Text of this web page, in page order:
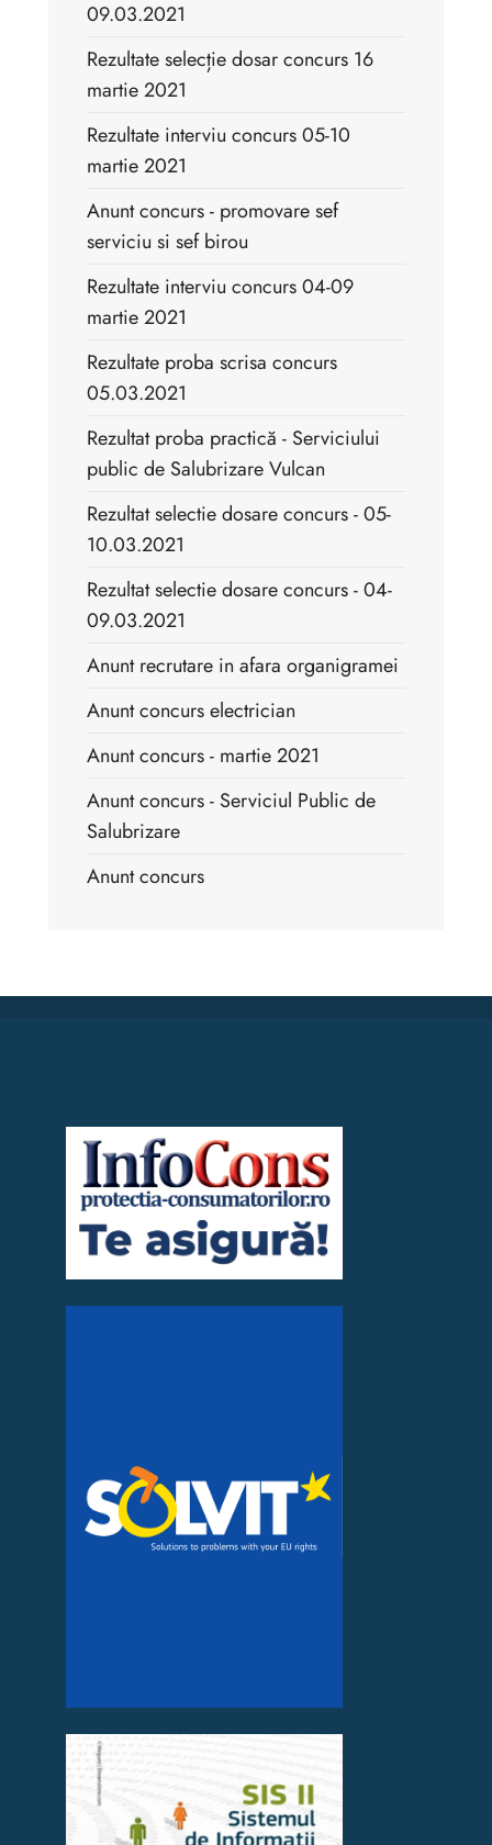
09.03.2021
Rezultate selecție dosar concurs 16
martie 2021
Rezultate interviu concurs 05-10
martie 2021
Anunt concurs - promovare sef
serviciu si sef birou
Rezultate interviu concurs 04-09
martie 2021
Rezultate proba scrisa concurs
05.03.2021
Rezultat proba practică - Serviciului
public de Salubrizare Vulcan
Rezultat selectie dosare concurs - 05-
10.03.2021
Rezultat selectie dosare concurs - 04-
09.03.2021
Anunt recrutare in afara organigramei
Anunt concurs electrician
Anunt concurs - martie 2021
Anunt concurs - Serviciul Public de
Salubrizare
Anunt concurs